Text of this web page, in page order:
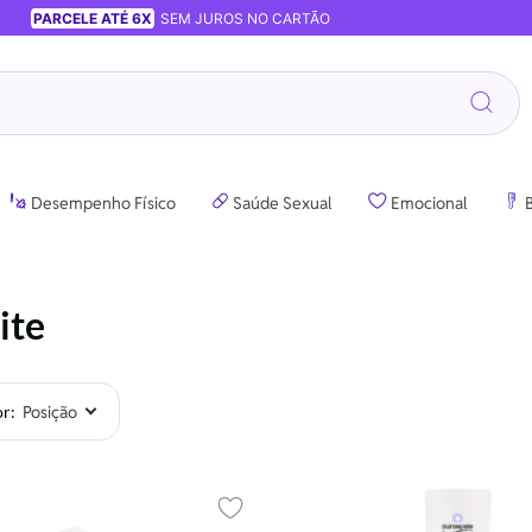
PARCELE ATÉ 6X SEM JUROS NO CARTÃO
Desempenho Físico Saúde Sexual Emocional
Adicionar aos favoritos